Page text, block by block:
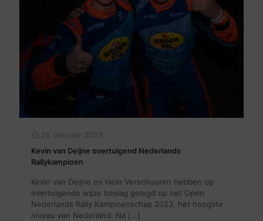
25 oktober 2023
Kevin van Deijne overtuigend Nederlands
Rallykampioen
Kevin van Deijne en Hein Verschuuren hebben op
overtuigende wijze beslag gelegd op het Open
Nederlands Rally Kampioenschap 2023, het hoogste
niveau van Nederland. Na […]